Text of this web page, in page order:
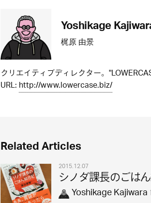
Yoshikage
梶原 由景
クリエイティブディレクター。
URL:http://www.lowercase.biz/
Related Articles
2015.12.07
シノダ課長のごは
Yoshikage Kajiwara